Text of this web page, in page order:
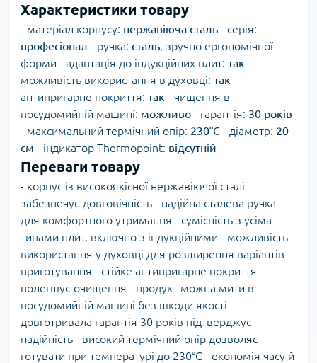
Характеристики товару
- матеріал корпусу: нержавіюча сталь - серія:
професіонал - ручка: сталь, зручно ергономічної
форми - адаптація до індукційних плит: так -
можливість використання в духовці: так -
антипригарне покриття: так - чищення в
посудомийній машині: можливо - гарантія: 30 років
- максимальний термічний опір: 230°C - діаметр: 20
см - індикатор Thermopoint: відсутній
Переваги товару
- корпус із високоякісної нержавіючої сталі
забезпечує довговічність - надійна сталева ручка
для комфортного утримання - сумісність з усіма
типами плит, включно з індукційними - можливість
використання у духовці для розширення варіантів
приготування - стійке антипригарне покриття
полегшує очищення - продукт можна мити в
посудомийній машині без шкоди якості -
довготривала гарантія 30 років підтверджує
надійність - високий термічний опір дозволяє
готувати при температурі до 230°C - економія часу й